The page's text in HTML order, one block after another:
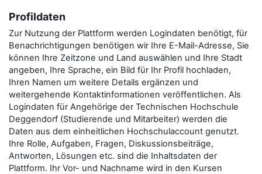
Profildaten
Zur Nutzung der Plattform werden Logindaten benötigt, für
Benachrichtigungen benötigen wir Ihre E-Mail-Adresse, Sie
können Ihre Zeitzone und Land auswählen und Ihre Stadt
angeben, Ihre Sprache, ein Bild für Ihr Profil hochladen,
Ihren Namen um weitere Details ergänzen und
weitergehende Kontaktinformationen veröffentlichen. Als
Logindaten für Angehörige der Technischen Hochschule
Deggendorf (Studierende und Mitarbeiter) werden die
Daten aus dem einheitlichen Hochschulaccount genutzt.
Ihre Rolle, Aufgaben, Fragen, Diskussionsbeiträge,
Antworten, Lösungen etc. sind die Inhaltsdaten der
Plattform. Ihr Vor- und Nachname wird in den Kursen